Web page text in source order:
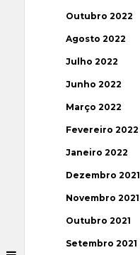
Outubro 2022
Agosto 2022
Julho 2022
Junho 2022
Março 2022
Fevereiro 2022
Janeiro 2022
Dezembro 2021
Novembro 2021
Outubro 2021
Setembro 2021